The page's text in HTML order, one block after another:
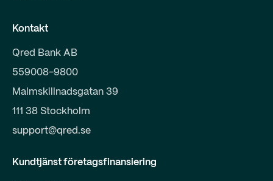
Kontakt
Qred Bank AB
559008-9800
Malmskillnadsgatan 39
111 38 Stockholm
support@qred.se
Kundtjänst företagsfinansiering